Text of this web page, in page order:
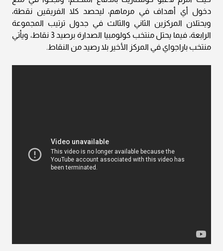
دخول أي أهداف في مرماهم، ليحصد كلا الفريقين نقطة،
ويحتلان المركزين الثاني والثالث في جدول ترتيب المجموعة
الرابعة، فيما يحتل منتخب كولومبيا الصدارة برصيد 3 نقاط، ويأتي
منتخب باراجواي في المركز الأخير بلا رصيد من النقاط.